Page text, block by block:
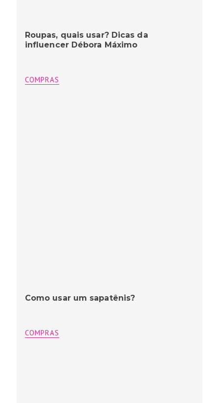
Roupas, quais usar? Dicas da
influencer Débora Máximo
COMPRAS
Como usar um sapatênis?
COMPRAS